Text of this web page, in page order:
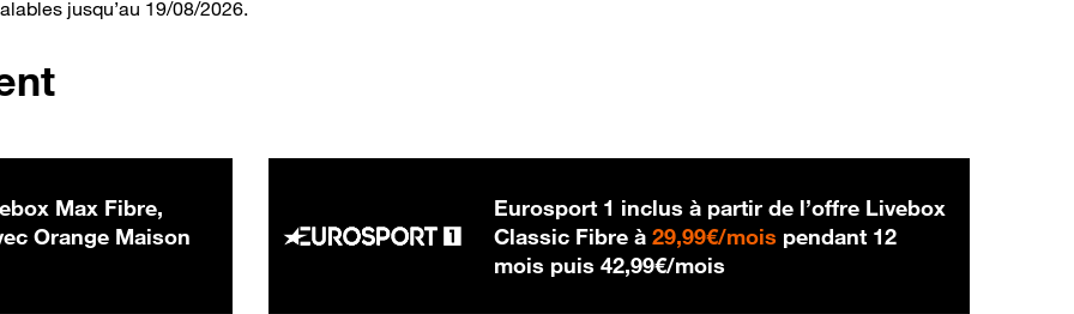
jusqu’au 19/08/2026.
Max Fibre,
par mois
Orange Maison
Eurosport 1 inclus à partir de l’offre Livebox
Classic Fibre à29,99€/mois 29,99 € par mois
pendant 12
mois puis42,99€/mois